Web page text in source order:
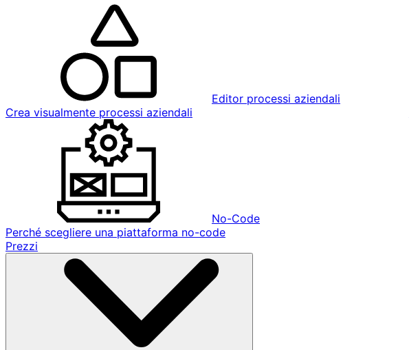
Editor processi aziendali
Crea visualmente processi aziendali
No-Code
Perché scegliere una piattaforma no-code
Prezzi